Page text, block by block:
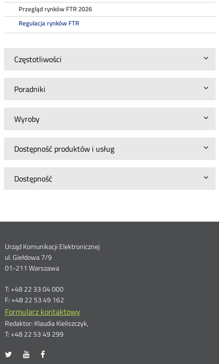
Przegląd rynków FTR 2026
Regulacja rynków FTR
Częstotliwości
Poradniki
Wyroby
Dostępność produktów i usług
Dostępność
Dane
kontaktowe
Urząd Komunikacji Elektronicznej
ul. Giełdowa 7/9
01-211 Warszawa
T: +48 22 33 04 000
F: +48 22 53 49 162
Formularz kontaktowy
Redaktor: Klaudia Kieliszczyk,
T: +48 22 53 49 299
UKE
OtwórzUKE
Otwórz